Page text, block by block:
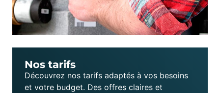
Nos tarifs
Découvrez nos tarifs adaptés à vos besoins
et votre budget. Des offres claires et